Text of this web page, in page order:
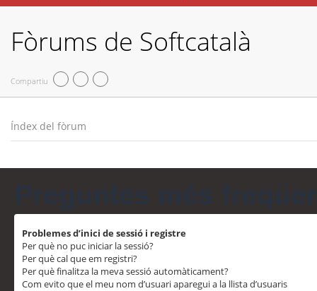
Fòrums de Softcatalà
Compartiu
Índex del fòrum
Problemes d’inici de sessió i registre
Per què no puc iniciar la sessió?
Per què cal que em registri?
Per què finalitza la meva sessió automàticament?
Com evito que el meu nom d’usuari aparegui a la llista d’usuaris